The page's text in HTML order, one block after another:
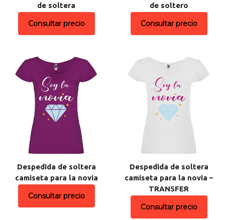
de soltera
Consultar precio
de soltero
Consultar precio
Despedida de soltera
camiseta para la novia
Consultar precio
Despedida de soltera
camiseta para la novia –
TRANSFER
Consultar precio